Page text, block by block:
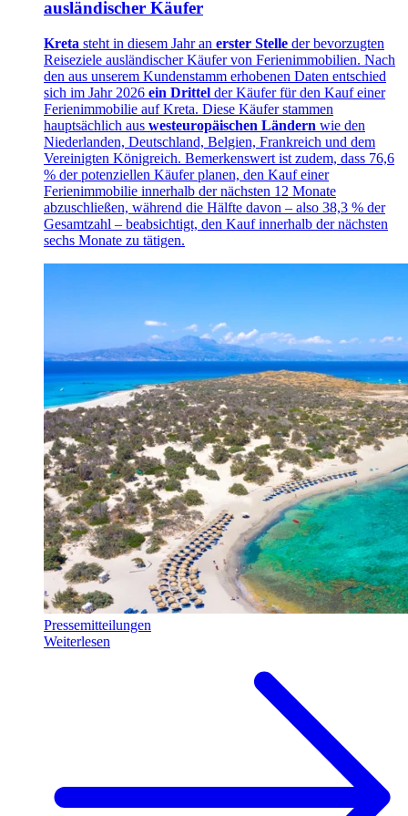
ausländischer Käufer
Kreta steht in diesem Jahr an erster Stelle der bevorzugten
Reiseziele ausländischer Käufer von Ferienimmobilien. Nach
den aus unserem Kundenstamm erhobenen Daten entschied
sich im Jahr 2026 ein Drittel der Käufer für den Kauf einer
Ferienimmobilie auf Kreta. Diese Käufer stammen
hauptsächlich aus westeuropäischen Ländern wie den
Niederlanden, Deutschland, Belgien, Frankreich und dem
Vereinigten Königreich. Bemerkenswert ist zudem, dass 76,6
% der potenziellen Käufer planen, den Kauf einer
Ferienimmobilie innerhalb der nächsten 12 Monate
abzuschließen, während die Hälfte davon – also 38,3 % der
Gesamtzahl – beabsichtigt, den Kauf innerhalb der nächsten
sechs Monate zu tätigen.
Pressemitteilungen
Weiterlesen